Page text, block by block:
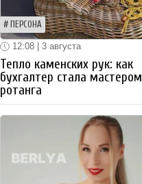
ПЕРСОНА
12:08 | 3 августа
Тепло каменских рук: как
бухгалтер стала мастером
ротанга